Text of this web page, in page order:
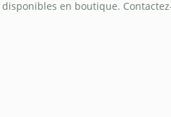
en boutique.